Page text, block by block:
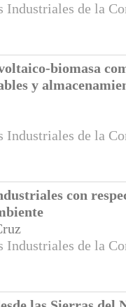
de la
biomasa
y
de la
con
Industriales de la